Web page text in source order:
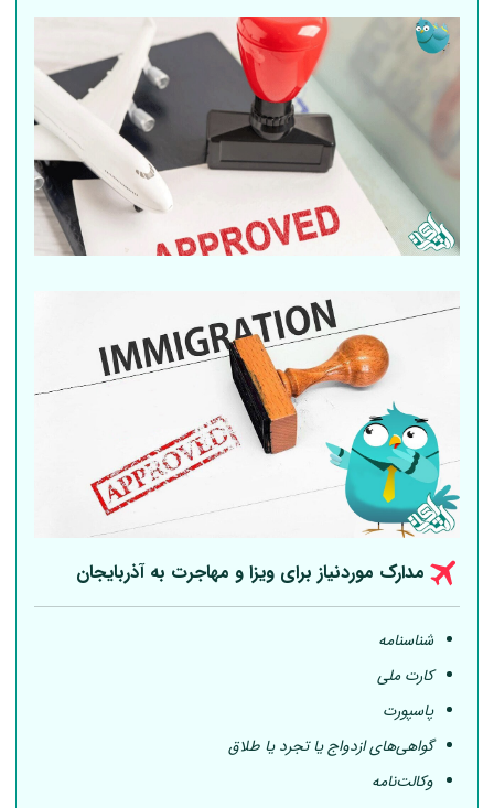
مدارک موردنیاز برای ویزا و مهاجرت به آذربایجان
شناسنامه
کارت ملی
پاسپورت
گواهی‌های ازدواج یا تجرد یا طلاق
وکالت‌نامه